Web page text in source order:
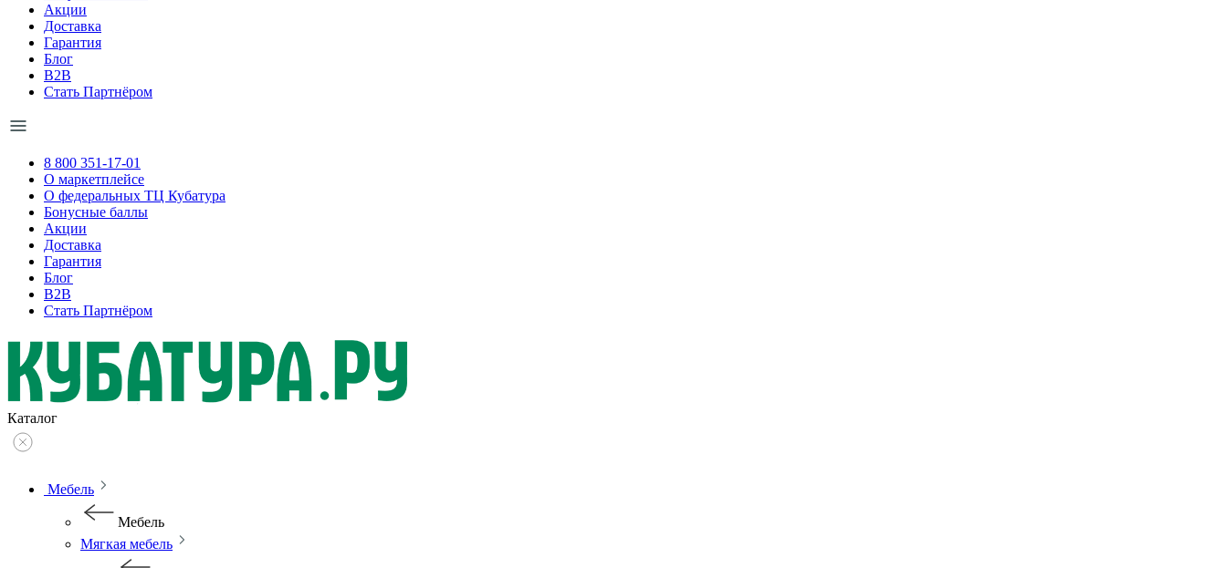
Акции
Доставка
Гарантия
Блог
B2B
Стать Партнёром
8 800 351-17-01
О маркетплейсе
О федеральных ТЦ Кубатура
Бонусные баллы
Акции
Доставка
Гарантия
Блог
B2B
Стать Партнёром
Каталог
Мебель
Мебель
Мягкая мебель